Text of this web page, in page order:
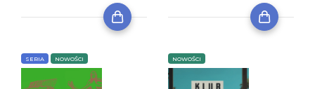
SERIA NOWOŚCI NOWOŚCI